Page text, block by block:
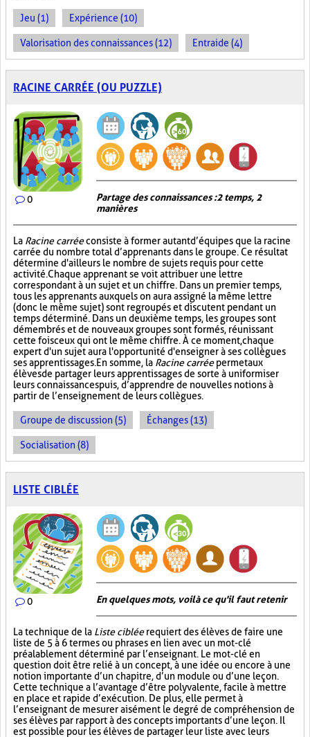
Jeu (1) Expérience (10)
Valorisation des connaissances (12) Entraide (4)
RACINE CARRÉE (OU PUZZLE)
0
Partage des connaissances : 2 temps, 2
manières
La Racine carréeconsiste à former autant d’équipes que la racine
carrée du nombre total d’apprenants dans le groupe. Ce résultat
détermine d'ailleurs le nombre de sujets requis pour cette
activité. Chaque apprenant se voit attribuer une lettre
correspondant à un sujet et un chiffre. Dans un premier temps,
tous les apprenants auxquels on aura assigné la même lettre
(donc le même sujet) sont regroupés et discutent pendant un
temps déterminé. Dans un deuxième temps, les groupes sont
démembrés et de nouveaux groupes sont formés, réunissant
cette fois ceux qui ont le même chiffre. À ce moment, chaque
expert d'un sujet aura l'opportunité d'enseigner à ses collègues
ses apprentissages. En somme, la Racine carréepermet aux
élèves de partager leurs apprentissages de sorte à uniformiser
leurs connaissances puis, d’apprendre de nouvelles notions à
partir de l’enseignement de leurs collègues.
Groupe de discussion (5) Échanges (13)
Socialisation (8)
LISTE CIBLÉE
0 En quelques mots, voilà ce qu'il faut retenir
La technique de la Liste cibléerequiert des élèves de faire une
liste de 5 à 6 termes ou phrases en lien avec un mot-clé
préalablement déterminé par l’enseignant. Le mot-clé en
question doit être relié à un concept, à une idée ou encore à une
notion importante d’un chapitre, d’un module ou d’une leçon.
Cette technique a l’avantage d’être polyvalente, facile à mettre
en place et rapide d’exécution. De plus, elle permet à
l’enseignant de mesurer aisément le degré de compréhension de
ses élèves par rapport à des concepts importants d’une leçon. Il
est possible pour les élèves de partager leur liste avec leurs